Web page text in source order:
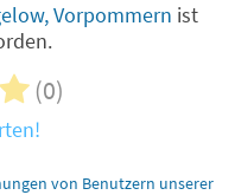
Vorpommern ist
(0)
von Benutzern unserer